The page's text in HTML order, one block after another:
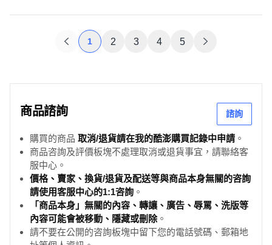
1 2 3 4 5
商品諮詢 諮詢
購買的商品 取消/退貨請在我的酷澎購買記錄中申請 。
商品咨詢及評價板塊不處理取消或退貨事宜，請聯絡客
服中心。
價格、賣家、換貨/退貨及配送等與商品本身無關的咨詢
請使用客服中心的1:1咨詢 。
「商品本身」無關的內容、轉讓、廣告、辱罵、洗版等
內容可能會被移動、隱藏或刪除。
請不要在公開的咨詢板塊中留下您的電話號碼、郵箱地